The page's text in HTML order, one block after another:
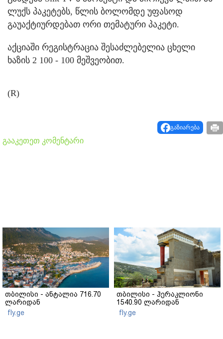
ლუქს პაკეტებს, წლის ბოლომდე უფასოდ
გაუაქტიურდებათ ორი თემატური პაკეტი.
აქციაში რეგისტრაცია შესაძლებელია ცხელი
ხაზის 2 100 - 100 მეშვეობით.
(R)
გაზიარება
გააკეთეთ კომენტარი
თბილისი - ანტალია 716.70
ლარიდან
fly.ge
თბილისი - ჰერაკლიონი
1540.90 ლარიდან
fly.ge